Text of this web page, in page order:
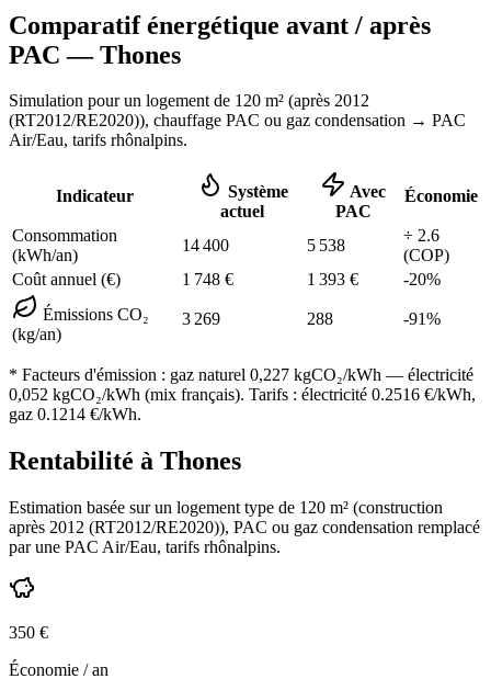
Comparatif énergétique avant / après
PAC —Thones
Simulation pour un logement de 120 m² (après 2012
(RT2012/RE2020)), chauffage PAC ou gaz condensation → PAC
Air/Eau, tarifs rhônalpins.
Indicateur
Système
actuel
Avec
PAC
Économie
Consommation
(kWh/an)
14 400 5 538
÷ 2.6
(COP)
Coût annuel (€)
1 748 € 1 393 € -20%
Émissions CO₂
(kg/an)
3 269 288 -91%
* Facteurs d'émission : gaz naturel 0,227 kgCO₂/kWh — électricité
0,052 kgCO₂/kWh (mix français). Tarifs : électricité 0.2516 €/kWh,
gaz 0.1214 €/kWh.
Rentabilité à Thones
Estimation basée sur un logement type de 120 m² (construction
après 2012 (RT2012/RE2020)), PAC ou gaz condensation remplacé
par une PAC Air/Eau, tarifs rhônalpins.
350 €
Économie / an